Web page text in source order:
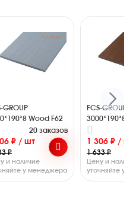
GROUP
Wood F62
20 заказов
₽ / шт
₽
и наличие
у менеджера
FCS-GROUP
3000*190*8
1 306 ₽ / шт
1 633 ₽
Цену и
уточняйте у